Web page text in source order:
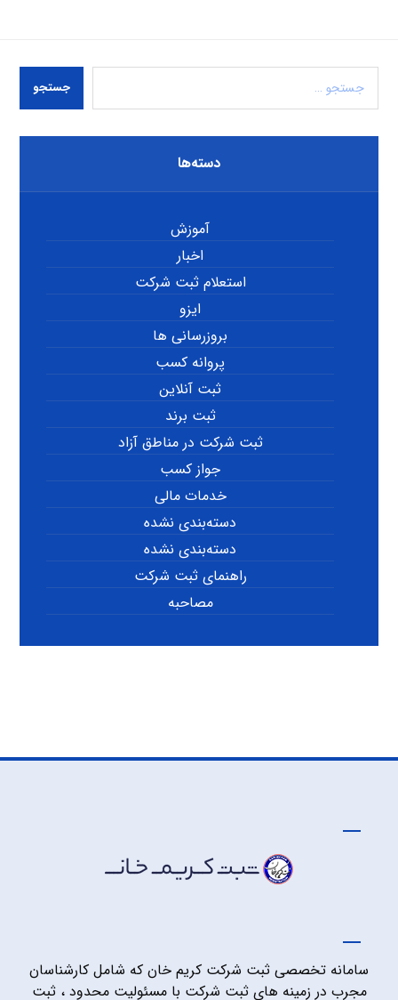
جستجو
دسته‌ها
آموزش
اخبار
استعلام ثبت شرکت
ایزو
بروزرسانی ها
پروانه کسب
ثبت آنلاین
ثبت برند
ثبت شرکت در مناطق آزاد
جواز کسب
خدمات مالی
دسته‌بندی نشده
دسته‌بندی نشده
راهنمای ثبت شرکت
مصاحبه
سامانه تخصصی ثبت شرکت کریم خان که شامل کارشناسان
مجرب در زمینه های ثبت شرکت با مسئولیت محدود ، ثبت